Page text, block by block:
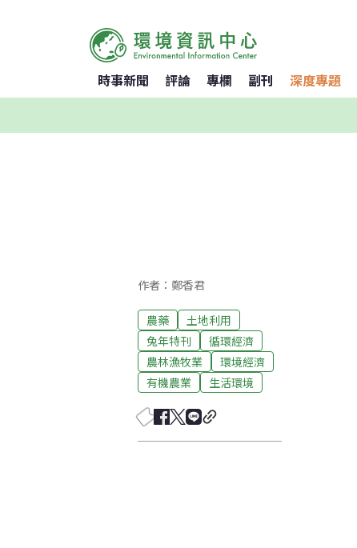
時事新聞 評論 專欄 副刊 深度專題
作者：鄭香君
農藥
土地利用
兔年特刊
循環經濟
農林漁牧業
環境經濟
有機農業
生活環境